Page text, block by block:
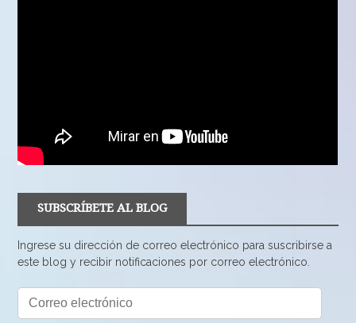
SUBSCRÍBETE AL BLOG
Ingrese su dirección de correo electrónico para suscribirse a
este blog y recibir notificaciones por correo electrónico.
electrónico